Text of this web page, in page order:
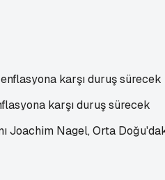
karşı duruş sürecek
Joachim Nagel, Orta